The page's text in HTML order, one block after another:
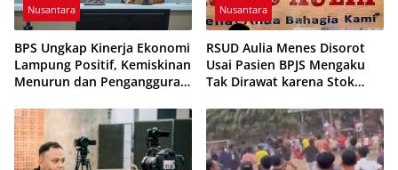
Nusantara
BPS Ungkap Kinerja Ekonomi
Lampung Positif, Kemiskinan
Menurun dan Pengangguran
Nusantara
RSUD Aulia Menes Disorot
Usai Pasien BPJS Mengaku
Tak Dirawat karena Stok